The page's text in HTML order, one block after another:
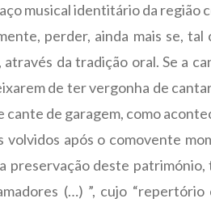
musical identitário da região
perder, ainda mais se,
da tradição oral. Se a
de ter vergonha de
de garagem, como
volvidos após o comovente
preservação deste
(…) ”, cujo